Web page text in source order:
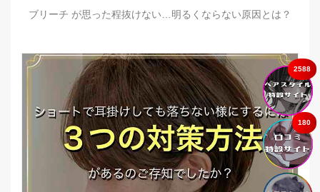
ブリーチ が思った程抜けない…明るくならない原因とは？
180
2588